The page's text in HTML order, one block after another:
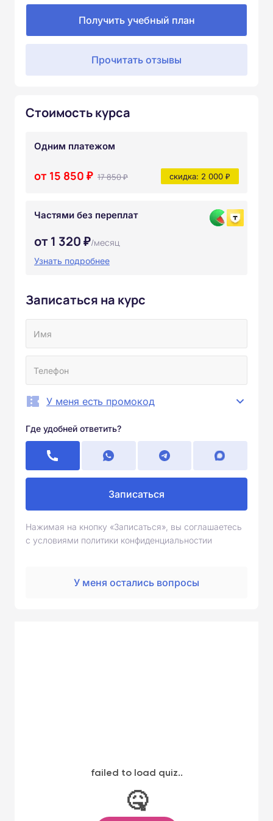
Получить учебный план
Прочитать отзывы
Стоимость курса
Одним платежом
от 15 850 ₽ 17 850 ₽ скидка: 2 000 ₽
Частями без переплат
от 1 320 ₽/месяц
Узнать подробнее
Записаться на курс
У меня есть промокод
Где удобней ответить?
Записаться
Нажимая на кнопку «Записаться», вы соглашаетесь
с условиями политики конфиденциальностии
У меня остались вопросы